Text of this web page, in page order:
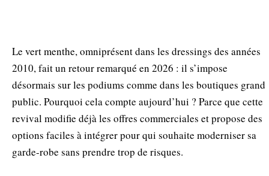
Le vert menthe, omniprésent dans les dressings des années
2010, fait un retour remarqué en 2026 : il s’impose
désormais sur les podiums comme dans les boutiques grand
public. Pourquoi cela compte aujourd’hui ? Parce que cette
revival modifie déjà les offres commerciales et propose des
options faciles à intégrer pour qui souhaite moderniser sa
garde-robe sans prendre trop de risques.